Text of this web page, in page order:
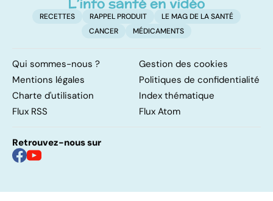
RECETTES RAPPEL PRODUIT
LE MAG DE LA SANTÉ
CANCER
MÉDICAMENTS
Qui sommes-nous ?
Gestion des cookies
Mentions légales
Politiques de confidentialité
Charte d'utilisation
Index thématique
Flux RSS
Flux Atom
Retrouvez-nous sur